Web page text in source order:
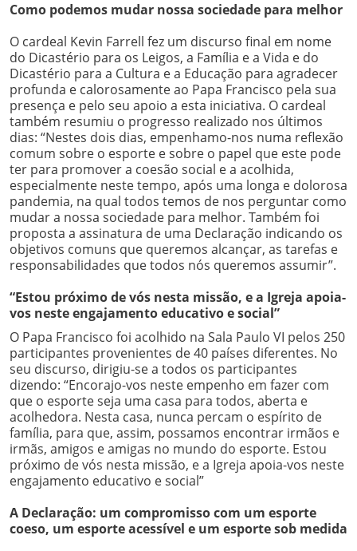
Como podemos mudar nossa sociedade para melhor
O cardeal Kevin Farrell fez um discurso final em nome
do Dicastério para os Leigos, a Família e a Vida e do
Dicastério para a Cultura e a Educação para agradecer
profunda e calorosamente ao Papa Francisco pela sua
presença e pelo seu apoio a esta iniciativa. O cardeal
também resumiu o progresso realizado nos últimos
dias: “Nestes dois dias, empenhamo-nos numa reflexão
comum sobre o esporte e sobre o papel que este pode
ter para promover a coesão social e a acolhida,
especialmente neste tempo, após uma longa e dolorosa
pandemia, na qual todos temos de nos perguntar como
mudar a nossa sociedade para melhor. Também foi
proposta a assinatura de uma Declaração indicando os
objetivos comuns que queremos alcançar, as tarefas e
responsabilidades que todos nós queremos assumir”.
“Estou próximo de vós nesta missão, e a Igreja apoia-
vos neste engajamento educativo e social”
O Papa Francisco foi acolhido na Sala Paulo VI pelos 250
participantes provenientes de 40 países diferentes. No
seu discurso, dirigiu-se a todos os participantes
dizendo: “Encorajo-vos neste empenho em fazer com
que o esporte seja uma casa para todos, aberta e
acolhedora. Nesta casa, nunca percam o espírito de
família, para que, assim, possamos encontrar irmãos e
irmãs, amigos e amigas no mundo do esporte. Estou
próximo de vós nesta missão, e a Igreja apoia-vos neste
engajamento educativo e social”
A Declaração: um compromisso com um esporte
coeso, um esporte acessível e um esporte sob medida